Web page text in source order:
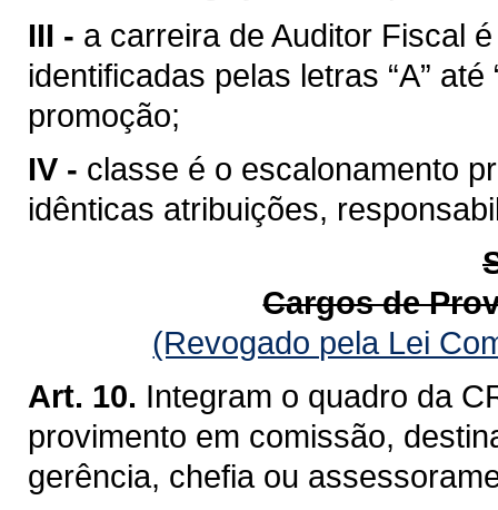
III - a carreira de Auditor Fiscal
identificadas pelas letras “A”
promoção;
IV - classe é o escalonamento
idênticas atribuições,
Cargos de
(Revogado pela Lei
Art. 10. Integram o quadro da
provimento em comissão,
gerência, chefia ou